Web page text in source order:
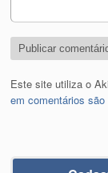
Este site utiliza o
em comentários